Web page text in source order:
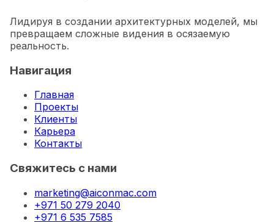
Лидируя в создании архитектурных моделей, мы
превращаем сложные видения в осязаемую
реальность.
Навигация
Главная
Проекты
Клиенты
Карьера
Контакты
Свяжитесь с нами
marketing@aiconmac.com
+971 50 279 2040
+971 6 535 7585